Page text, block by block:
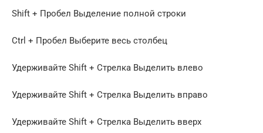
Shift + Пробел Выделение полной строки
Ctrl + Пробел Выберите весь столбец
Удерживайте Shift + Стрелка Выделить влево
Удерживайте Shift + Стрелка Выделить вправо
Удерживайте Shift + Стрелка Выделить вверх